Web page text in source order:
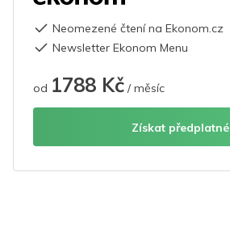
Neomezené čtení na Ekonom.cz
Newsletter Ekonom Menu
od 1788 Kč / měsíc
Získat předplatné